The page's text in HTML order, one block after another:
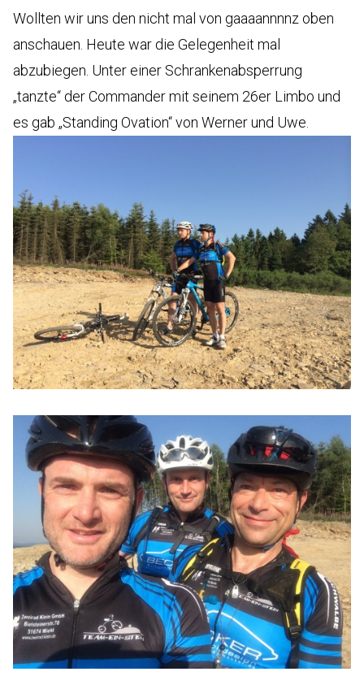
Wollten wir uns den nicht mal von gaaaannnnz oben
anschauen. Heute war die Gelegenheit mal
abzubiegen. Unter einer Schrankenabsperrung
„tanzte“ der Commander mit seinem 26er Limbo und
es gab „Standing Ovation“ von Werner und Uwe.